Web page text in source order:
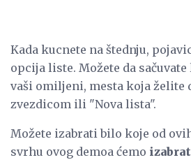
Kada kucnete na štednju,
opcija liste. Možete da
vaši omiljeni, mesta koja želite
zvezdicom ili "Nova lista".
Možete izabrati bilo koje od
svrhu ovog demoa ćemo